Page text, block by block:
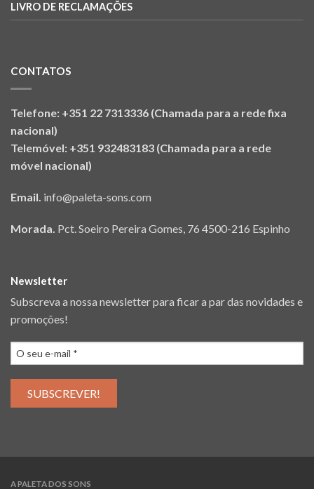
LIVRO DE RECLAMAÇÕES
CONTATOS
Telefone: +351 22 7313336 (Chamada para a rede fixa
nacional)
Telemóvel: +351 932483183 (Chamada para a rede
móvel nacional)
Email. info@paleta-sons.com
Morada. Pct. Soeiro Pereira Gomes, 76 4500-216 Espinho
Newsletter
Subscreva a nossa newsletter para ficar a par das novidades e
promoções!
A PALETA DOS SONS